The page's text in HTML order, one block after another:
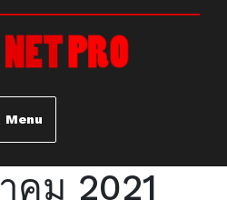
Menu
คม 2021